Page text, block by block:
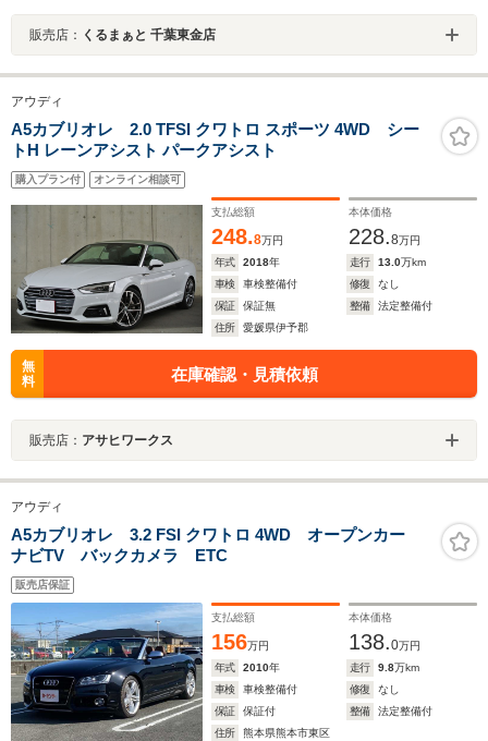
販売店： くるまぁと 千葉東金店
アウディ
A5カブリオレ 2.0 TFSI クワトロ スポーツ 4WD シー
トH レーンアシスト パークアシスト
購入プラン付 オンライン相談可
支払総額
248.8万円
本体価格
228.8万円
年式
2018年 走行 13.0万km
車検
車検整備付 修復
なし
保証
保証無 整備
法定整備付
住所
愛媛県伊予郡
無
料
在庫確認・見積依頼
販売店： アサヒワークス
アウディ
A5カブリオレ 3.2 FSI クワトロ 4WD オープンカー
ナビTV バックカメラ ETC
販売店保証
支払総額
156万円
本体価格
138.0万円
年式
2010年 走行 9.8万km
車検
車検整備付 修復
なし
保証
保証付 整備
法定整備付
住所
熊本県熊本市東区